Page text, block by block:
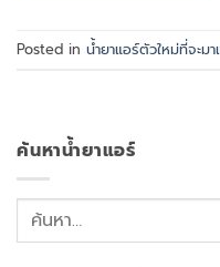
Posted in น้ำยาแอร์ตัวใหม่ที่จะม
ค้นหาน้ำยาแอร์